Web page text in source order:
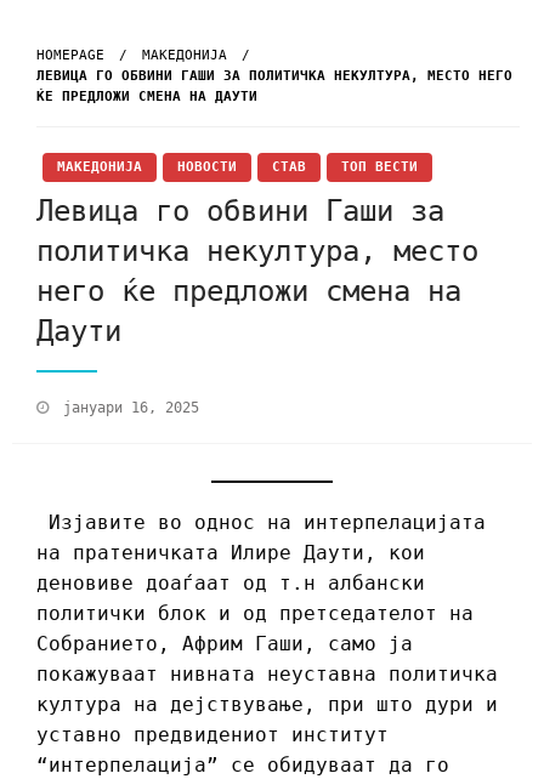
HOMEPAGE
МАКЕДОНИЈА
ЛЕВИЦА ГО ОБВИНИ ГАШИ ЗА ПОЛИТИЧКА НЕКУЛТУРА, МЕСТО НЕГО
ЌЕ ПРЕДЛОЖИ СМЕНА НА ДАУТИ
МАКЕДОНИЈА НОВОСТИ СТАВ ТОП ВЕСТИ
Левица го обвини Гаши за
политичка некултура, место
него ќе предложи смена на
Даути
јануари 16, 2025
Изјавите во однос на интерпелацијата
на пратеничката Илире Даути, кои
деновиве доаѓаат од т.н албански
политички блок и од претседателот на
Собранието, Африм Гаши, само ја
покажуваат нивната неуставна политичка
култура на дејствување, при што дури и
уставно предвидениот институт
“интерпелација” се обидуваат да го